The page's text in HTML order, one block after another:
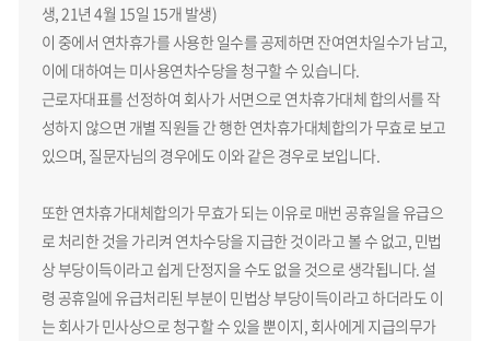
생, 21년 4월 15일 15개 발생)
이 중에서 연차휴가를 사용한 일수를 공제하면 잔여연차일수가 남고,
이에 대하여는 미사용연차수당을 청구할 수 있습니다.
근로자대표를 선정하여 회사가 서면으로 연차휴가대체 합의서를 작
성하지 않으면 개별 직원들 간 행한 연차휴가대체합의가 무효로 보고
있으며, 질문자님의 경우에도 이와 같은 경우로 보입니다.
또한 연차휴가대체합의가 무효가 되는 이유로 매번 공휴일을 유급으
로 처리한 것을 가리켜 연차수당을 지급한 것이라고 볼 수 없고, 민법
상 부당이득이라고 쉽게 단정지을 수도 없을 것으로 생각됩니다. 설
령 공휴일에 유급처리된 부분이 민법상 부당이득이라고 하더라도 이
는 회사가 민사상으로 청구할 수 있을 뿐이지, 회사에게 지급의무가